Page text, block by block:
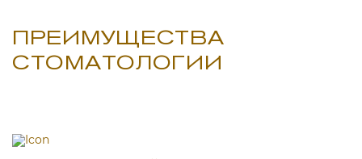
ПРЕИМУЩЕСТВА
СТОМАТОЛОГИИ